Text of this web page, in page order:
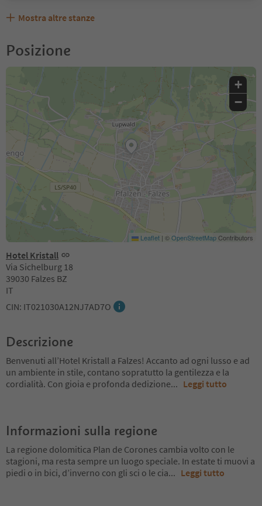
Mostra altre stanze
Posizione
Hotel Kristall
Via Sichelburg 18
39030 Falzes BZ
IT
CIN: IT021030A12NJ7AD7O
+
−
Leaflet | ©OpenStreetMapContributors
Descrizione
Benvenuti all’Hotel Kristall a Falzes! Accanto ad ogni lusso e ad
un ambiente in stile, contano sopratutto la gentilezza e la
cordialità. Con gioia e profonda dedizione... Leggi tutto
Informazioni sulla regione
La regione dolomitica Plan de Corones cambia volto con le
stagioni, ma resta sempre un luogo speciale. In estate ti muovi a
piedi o in bici, d’inverno con gli sci o le cia... Leggi tutto